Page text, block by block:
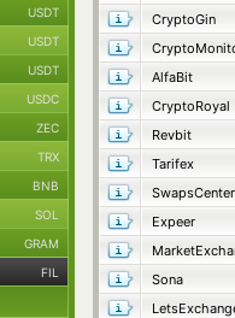
CryptoGin
AlfaBit
CryptoRoyal
Revbit
Tarifex
SwapsCenter
Expeer
Sona
USDT
USDT
USDT
USDC
ZEC
TRX
BNB
SOL
GRAM
FIL